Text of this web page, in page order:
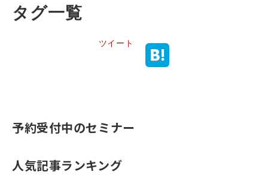
タグ一覧
ツイート
予約受付中のセミナー
人気記事ランキング